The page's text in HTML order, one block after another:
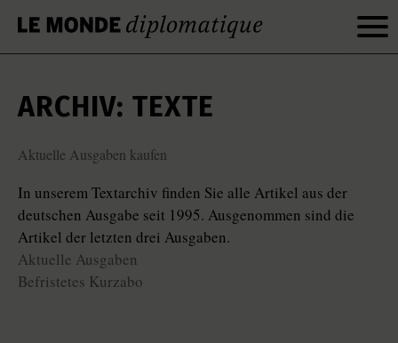
ARCHIV: TEXTE
Aktuelle Ausgaben kaufen
In unserem Textarchiv finden Sie alle Artikel aus der
deutschen Ausgabe seit 1995. Ausgenommen sind die
Artikel der letzten drei Ausgaben.
Aktuelle Ausgaben
Befristetes Kurzabo